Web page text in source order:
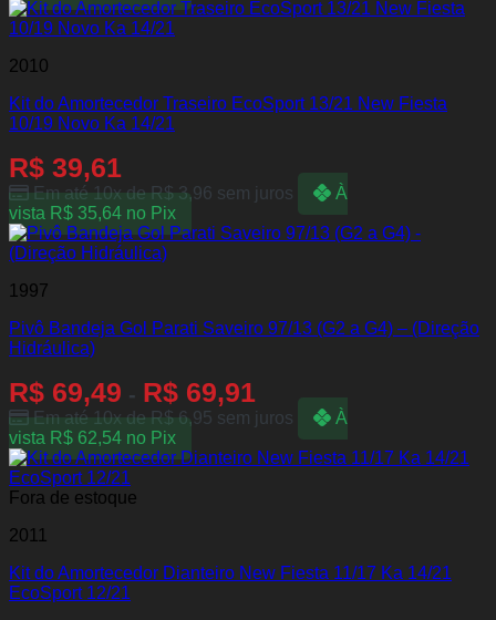
2010
Kit do Amortecedor Traseiro EcoSport 13/21 New Fiesta
10/19 Novo Ka 14/21
R$ 39,61
Em até 10x deR$3,96 sem juros
À
vista R$ 35,64 no Pix
1997
Pivô Bandeja Gol Parati Saveiro 97/13 (G2 a G4) – (Direção
Hidráulica)
R$ 69,49 - R$ 69,91
Em até 10x deR$6,95 sem juros
À
vista R$ 62,54 no Pix
Fora de estoque
2011
Kit do Amortecedor Dianteiro New Fiesta 11/17 Ka 14/21
EcoSport 12/21